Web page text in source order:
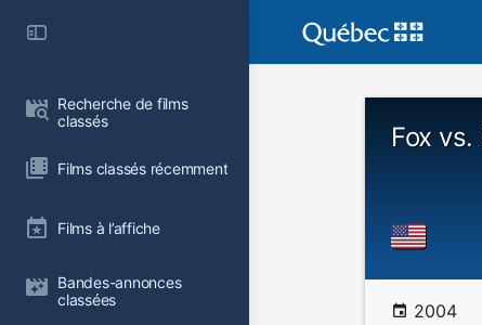
Recherche de films
classés
Films classés récemment
Films à l’affiche
Bandes-annonces
classées
Fox vs.
2004